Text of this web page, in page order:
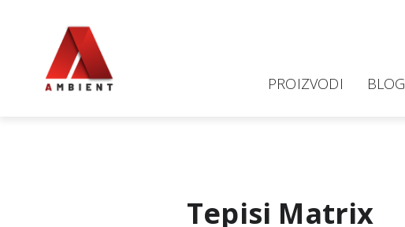
PROIZVODI BLOG
Tepisi Matrix